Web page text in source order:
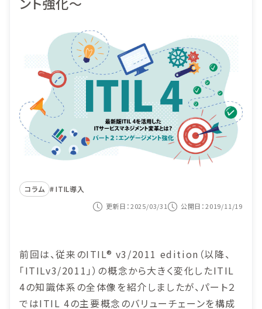
ITIL導入
ヘルプデスク業務
システム監査対応
サービス構成管理
カスタマーサービス
システム運用の自動化
導入事例
セミナー
コンテンツナビ
資料ダウンロード
紹介動画を見る
コラム ITIL導入
更新日：2025/03/31 公開日：2019/11/19
前回は、従来のITIL® v3/2011 edition（以降、
「ITILv3/2011」）の概念から大きく変化したITIL
4の知識体系の全体像を紹介しましたが、パート２
ではITIL 4の主要概念のバリューチェーンを構成